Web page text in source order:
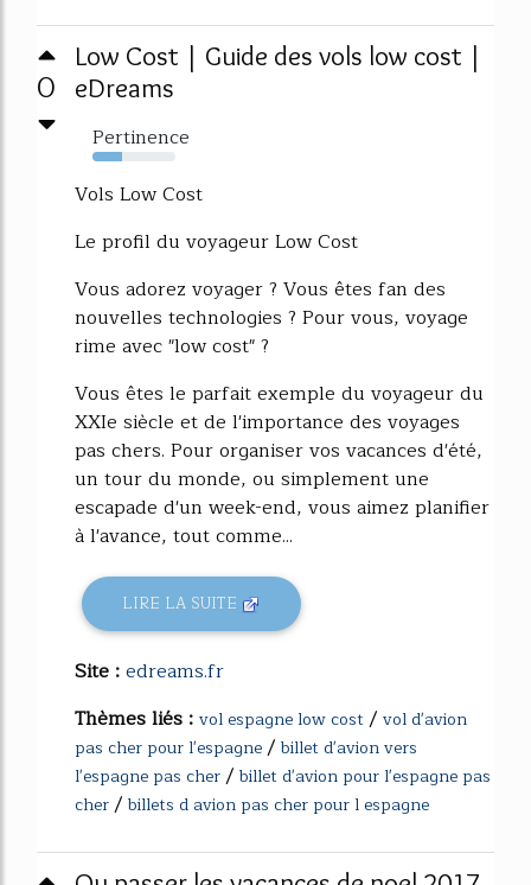
0
Low Cost | Guide des vols low cost |
eDreams
Pertinence
36%
Vols Low Cost
Le profil du voyageur Low Cost
Vous adorez voyager ? Vous êtes fan des
nouvelles technologies ? Pour vous, voyage
rime avec "low cost" ?
Vous êtes le parfait exemple du voyageur du
XXIe siècle et de l'importance des voyages
pas chers. Pour organiser vos vacances d'été,
un tour du monde, ou simplement une
escapade d'un week-end, vous aimez planifier
à l'avance, tout comme...
LIRE LA SUITE
Site :edreams.fr
Thèmes liés : vol espagne low cost/ vol d'avion
pas cher pour l'espagne/ billet d'avion vers
l'espagne pas cher/ billet d'avion pour l'espagne pas
cher/ billets d avion pas cher pour l espagne